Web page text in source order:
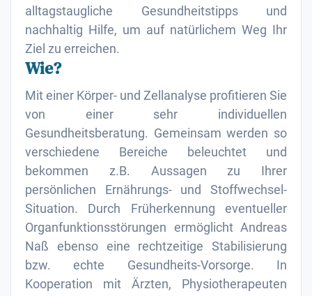
alltagstaugliche Gesundheitstipps und
nachhaltig Hilfe, um auf natürlichem Weg Ihr
Ziel zu erreichen.
Wie?
Mit einer Körper- und Zellanalyse profitieren Sie
von einer sehr individuellen
Gesundheitsberatung. Gemeinsam werden so
verschiedene Bereiche beleuchtet und
bekommen z.B. Aussagen zu Ihrer
persönlichen Ernährungs- und Stoffwechsel-
Situation. Durch Früherkennung eventueller
Organfunktionsstörungen ermöglicht Andreas
Naß ebenso eine rechtzeitige Stabilisierung
bzw. echte Gesundheits-Vorsorge. In
Kooperation mit Ärzten, Physiotherapeuten